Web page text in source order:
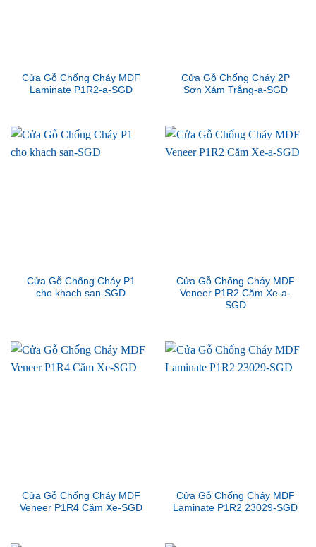
Cửa Gỗ Chống Cháy MDF
Laminate P1R2-a-SGD
Cửa Gỗ Chống Cháy 2P
Sơn Xám Trắng-a-SGD
Cửa Gỗ Chống Cháy P1
cho khach san-SGD
Cửa Gỗ Chống Cháy MDF
Veneer P1R2 Căm Xe-a-
SGD
Cửa Gỗ Chống Cháy MDF
Veneer P1R4 Căm Xe-SGD
Cửa Gỗ Chống Cháy MDF
Laminate P1R2 23029-SGD